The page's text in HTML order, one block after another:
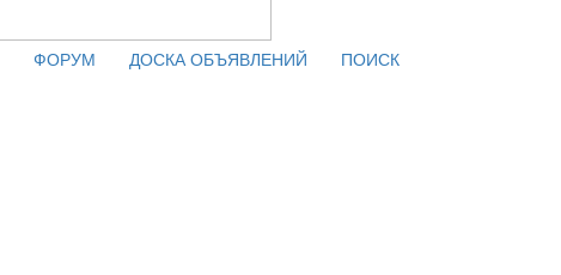
ФОРУМ ДОСКА ОБЪЯВЛЕНИЙ
ПОИСК